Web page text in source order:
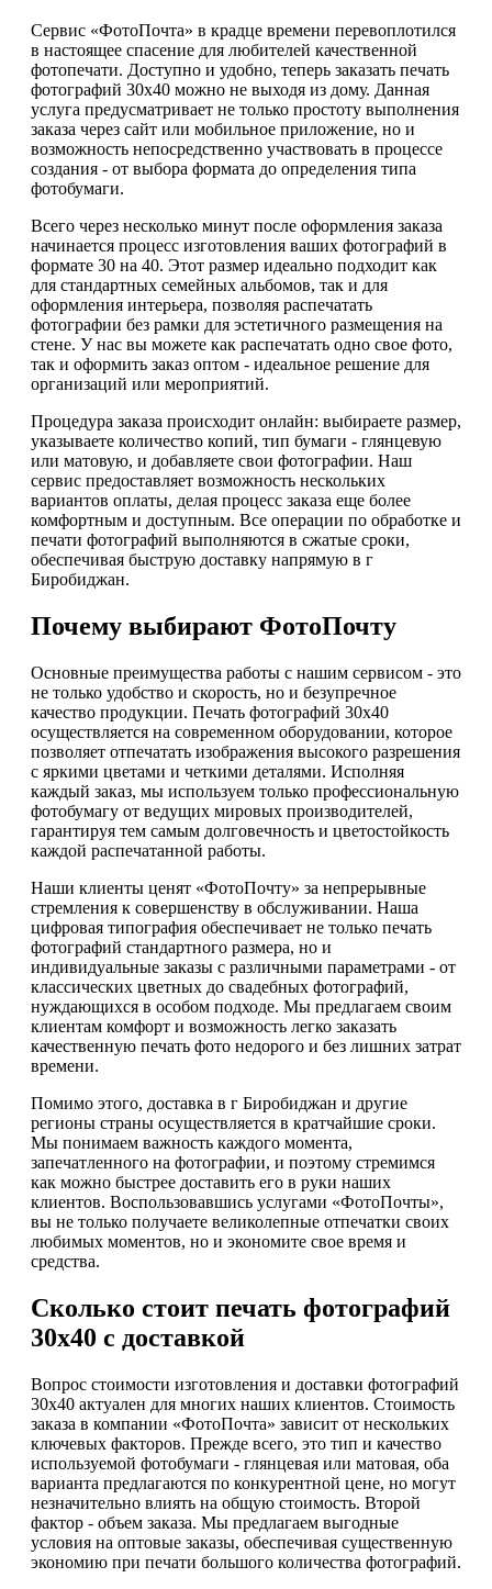
Сервис «ФотоПочта» в крадце времени перевоплотился
в настоящее спасение для любителей качественной
фотопечати. Доступно и удобно, теперь заказать печать
фотографий 30х40 можно не выходя из дому. Данная
услуга предусматривает не только простоту выполнения
заказа через сайт или мобильное приложение, но и
возможность непосредственно участвовать в процессе
создания - от выбора формата до определения типа
фотобумаги.
Всего через несколько минут после оформления заказа
начинается процесс изготовления ваших фотографий в
формате 30 на 40. Этот размер идеально подходит как
для стандартных семейных альбомов, так и для
оформления интерьера, позволяя распечатать
фотографии без рамки для эстетичного размещения на
стене. У нас вы можете как распечатать одно свое фото,
так и оформить заказ оптом - идеальное решение для
организаций или мероприятий.
Процедура заказа происходит онлайн: выбираете размер,
указываете количество копий, тип бумаги - глянцевую
или матовую, и добавляете свои фотографии. Наш
сервис предоставляет возможность нескольких
вариантов оплаты, делая процесс заказа еще более
комфортным и доступным. Все операции по обработке и
печати фотографий выполняются в сжатые сроки,
обеспечивая быструю доставку напрямую в г
Биробиджан.
Почему выбирают ФотоПочту
Основные преимущества работы с нашим сервисом - это
не только удобство и скорость, но и безупречное
качество продукции. Печать фотографий 30х40
осуществляется на современном оборудовании, которое
позволяет отпечатать изображения высокого разрешения
с яркими цветами и четкими деталями. Исполняя
каждый заказ, мы используем только профессиональную
фотобумагу от ведущих мировых производителей,
гарантируя тем самым долговечность и цветостойкость
каждой распечатанной работы.
Наши клиенты ценят «ФотоПочту» за непрерывные
стремления к совершенству в обслуживании. Наша
цифровая типография обеспечивает не только печать
фотографий стандартного размера, но и
индивидуальные заказы с различными параметрами - от
классических цветных до свадебных фотографий,
нуждающихся в особом подходе. Мы предлагаем своим
клиентам комфорт и возможность легко заказать
качественную печать фото недорого и без лишних затрат
времени.
Помимо этого, доставка в г Биробиджан и другие
регионы страны осуществляется в кратчайшие сроки.
Мы понимаем важность каждого момента,
запечатленного на фотографии, и поэтому стремимся
как можно быстрее доставить его в руки наших
клиентов. Воспользовавшись услугами «ФотоПочты»,
вы не только получаете великолепные отпечатки своих
любимых моментов, но и экономите свое время и
средства.
Сколько стоит печать фотографий
30х40 с доставкой
Вопрос стоимости изготовления и доставки фотографий
30х40 актуален для многих наших клиентов. Стоимость
заказа в компании «ФотоПочта» зависит от нескольких
ключевых факторов. Прежде всего, это тип и качество
используемой фотобумаги - глянцевая или матовая, оба
варианта предлагаются по конкурентной цене, но могут
незначительно влиять на общую стоимость. Второй
фактор - объем заказа. Мы предлагаем выгодные
условия на оптовые заказы, обеспечивая существенную
экономию при печати большого количества фотографий.